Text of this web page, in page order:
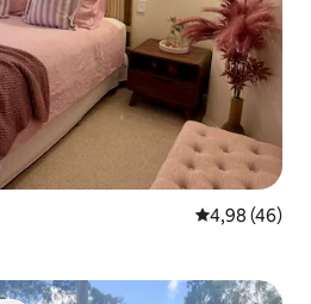
4,98 af 5 í
4,98 (46)